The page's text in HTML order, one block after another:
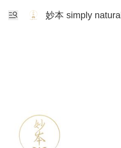
妙本 simply natural